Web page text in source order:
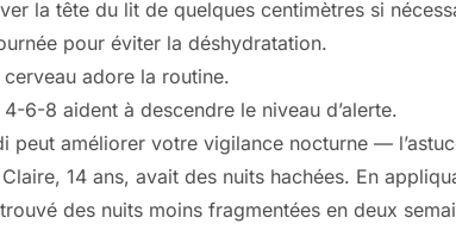
la tête du lit de quelques centimètres si
pour éviter la déshydratation.
adore la routine.
6-8 aident à descendre le niveau d’alerte.
améliorer votre vigilance nocturne —
14 ans, avait des nuits hachées. En
des nuits moins fragmentées en deux